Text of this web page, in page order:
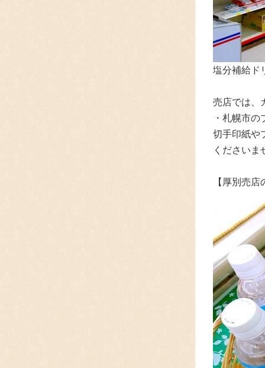
塩分補給ド
売店では、
・札幌市
切手印紙や
くださいま
【厚別売